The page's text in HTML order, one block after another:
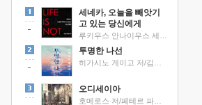
세네카, 오늘을 빼앗기
고 있는 당신에게
투명한 나선
오디세이아